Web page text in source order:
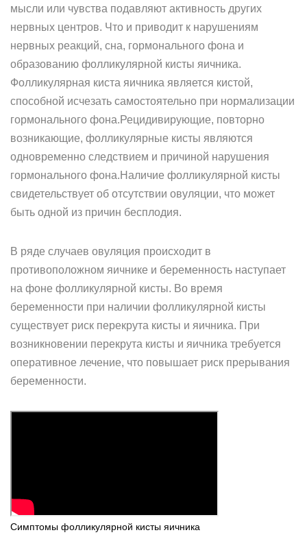
мысли или чувства подавляют активность других
нервных центров. Что и приводит к нарушениям
нервных реакций, сна, гормонального фона и
образованию фолликулярной кисты яичника.
Фолликулярная киста яичника является кистой,
способной исчезать самостоятельно при нормализации
гормонального фона.Рецидивирующие, повторно
возникающие, фолликулярные кисты являются
одновременно следствием и причиной нарушения
гормонального фона.Наличие фолликулярной кисты
свидетельствует об отсутствии овуляции, что может
быть одной из причин бесплодия.
В ряде случаев овуляция происходит в
противоположном яичнике и беременность наступает
на фоне фолликулярной кисты. Во время
беременности при наличии фолликулярной кисты
существует риск перекрута кисты и яичника. При
возникновении перекрута кисты и яичника требуется
оперативное лечение, что повышает риск прерывания
беременности.
Симптомы фолликулярной кисты яичника